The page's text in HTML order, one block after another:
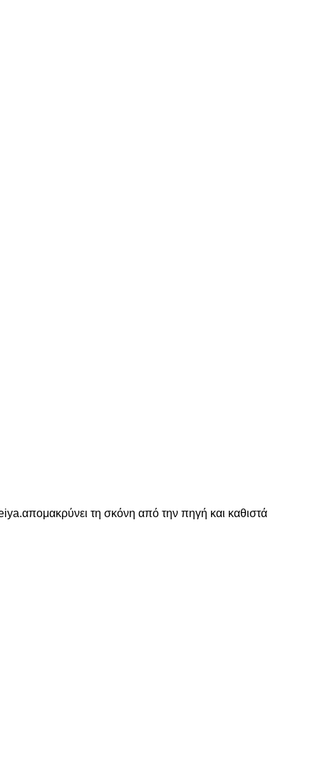
τη σκόνη από την πηγή και καθιστά